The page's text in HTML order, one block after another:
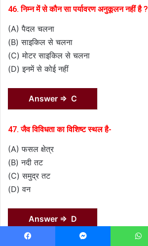
46. निम्न में से कौन सा पर्यावरण अनुकूलन नहीं है ?
(A) पैदल चलना
(B) साइकिल से चलना
(C) मोटर साइकिल से चलना
(D) इनमें से कोई नहीं
Answer ⇒ C
47. जैव विविधता का विशिष्ट स्थल है-
(A) फसल क्षेत्र
(B) नदी तट
(C) समुद्र तट
(D) वन
Answer ⇒ D